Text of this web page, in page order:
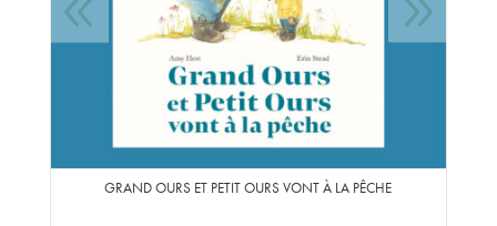
GRAND OURS ET PETIT OURS VONT À LA PÊCHE